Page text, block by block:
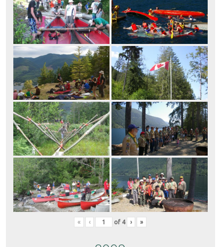
« ‹ of 4 › »